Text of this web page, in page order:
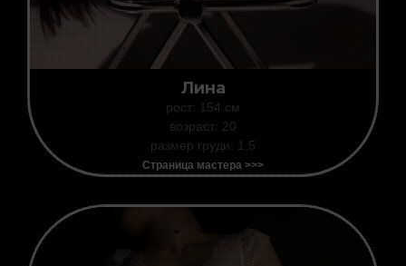
Лина
рост: 154 см
возраст: 20
размер груди: 1,5
Страница мастера >>>